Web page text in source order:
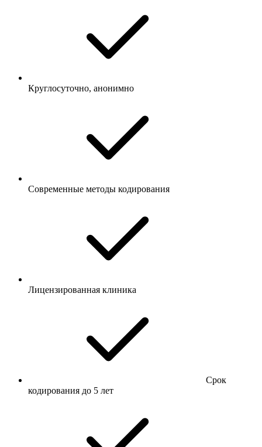
Круглосуточно, анонимно
Современные методы кодирования
Лицензированная клиника
Срок
кодирования до 5 лет